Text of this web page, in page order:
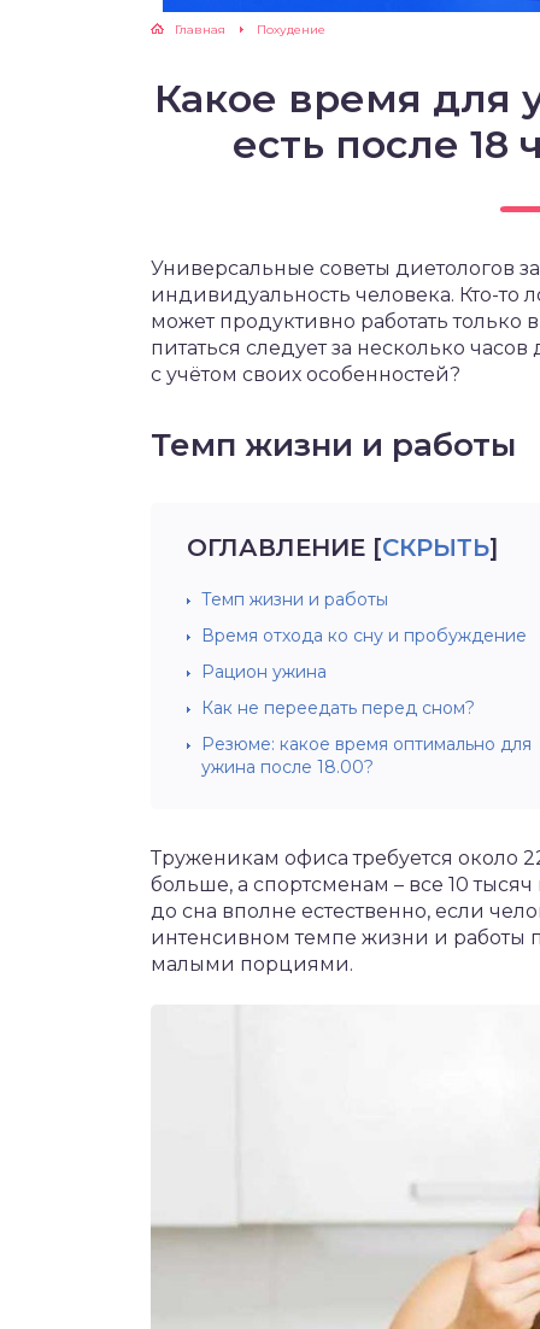
Главная Похудение
Какое время для
есть после 18
Универсальные советы диетологов
индивидуальность человека. Кто-то
может продуктивно работать
питаться следует за несколько
с учётом своих особенностей?
Темп жизни и работы
ОГЛАВЛЕНИЕ [СКРЫТЬ]
Темп жизни и работы
Время отхода ко сну и пробуждение
Рацион ужина
Как не переедать перед сном?
Резюме: какое время оптимально для
ужина после 18.00?
Труженикам офиса требуется около
больше, а спортсменам – все 10
до сна вполне естественно, если
интенсивном темпе жизни и работы
малыми порциями.